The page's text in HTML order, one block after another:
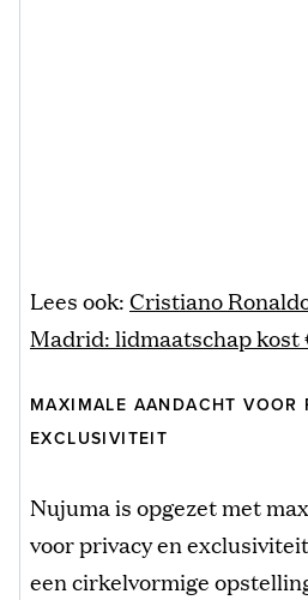
Lees ook:Cristiano
Madrid: lidmaatschap kost
MAXIMALE AANDACHT VOOR
EXCLUSIVITEIT
Nujuma is opgezet met
voor privacy en
een cirkelvormige